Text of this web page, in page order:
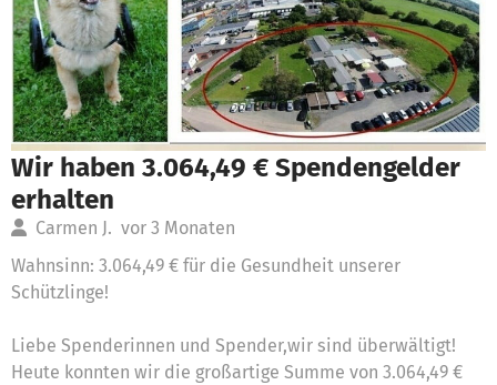
Wir haben 3.064,49 € Spendengelder
erhalten
Carmen J. vor 3 Monaten
Wahnsinn: 3.064,49 € für die Gesundheit unserer
Schützlinge!
Liebe Spenderinnen und Spender,wir sind überwältigt!
Heute konnten wir die großartige Summe von 3.064,49 €